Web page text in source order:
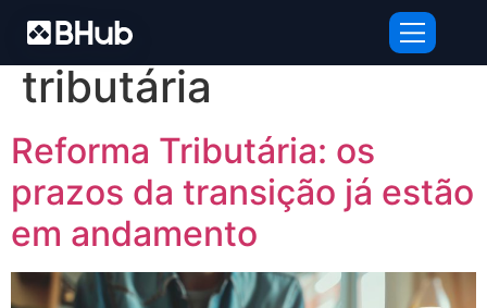
Tag:transição
tributária
Reforma Tributária: os
prazos da transição já estão
em andamento